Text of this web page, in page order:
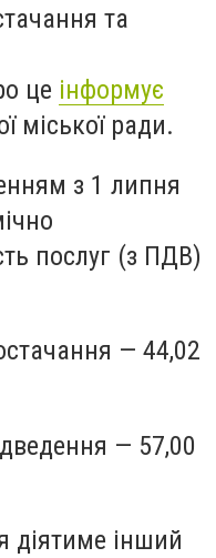
та
це інформує
міської ради.
з 1 липня
послуг (з ПДВ)
— 44,02
— 57,00
діятиме інший